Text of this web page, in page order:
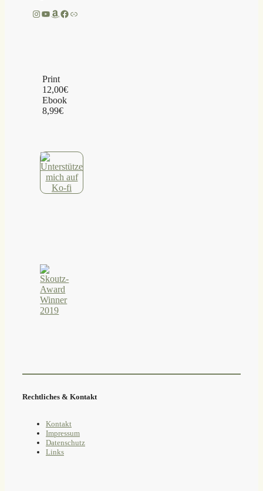
Instagram
YouTube
Amazon
Facebook
Link
Print
12,00€
Ebook
8,99€
Rechtliches & Kontakt
Kontakt
Impressum
Datenschutz
Links